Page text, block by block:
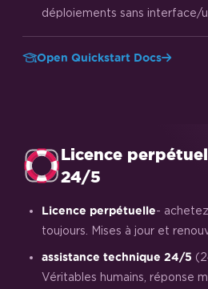
déploiements sans interface/
Open Quickstart Docs
Licence
24/5
Licence perpétuelle-
toujours. Mises à jour et
assistance technique 24/5
Véritables humains, réponse